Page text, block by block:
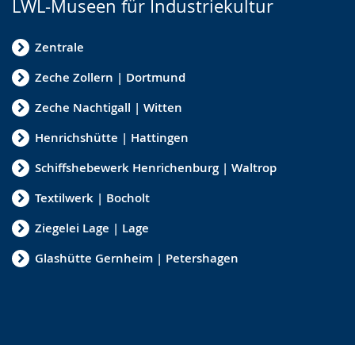
LWL-Museen für Industriekultur
Zentrale
Zeche Zollern | Dortmund
Zeche Nachtigall | Witten
Henrichshütte | Hattingen
Schiffshebewerk Henrichenburg | Waltrop
Textilwerk | Bocholt
Ziegelei Lage | Lage
Glashütte Gernheim | Petershagen